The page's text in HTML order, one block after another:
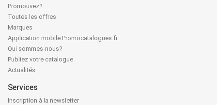
Promouvez?
Toutes les offres
Marques
Application mobile Promocatalogues.fr
Qui sommes-nous?
Publiez votre catalogue
Actualités
Services
Inscription à la newsletter